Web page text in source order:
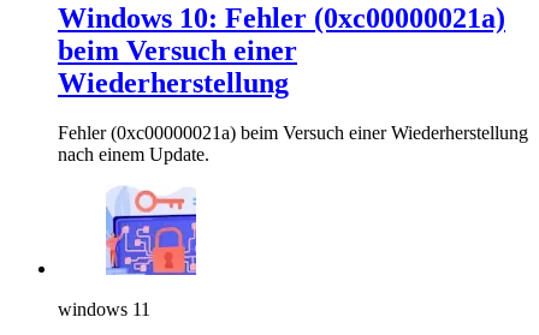
Windows 10: Fehler (0xc00000021a)
beim Versuch einer
Wiederherstellung
Fehler (0xc00000021a) beim Versuch einer Wiederherstellung
nach einem Update.
windows 11